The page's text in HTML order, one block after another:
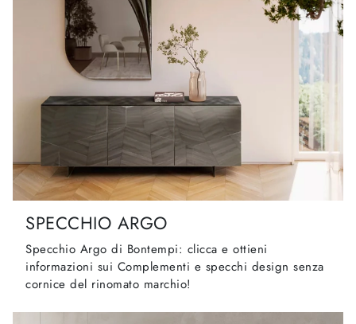
SPECCHIO ARGO
Specchio Argo di Bontempi: clicca e ottieni
informazioni sui Complementi e specchi design senza
cornice del rinomato marchio!